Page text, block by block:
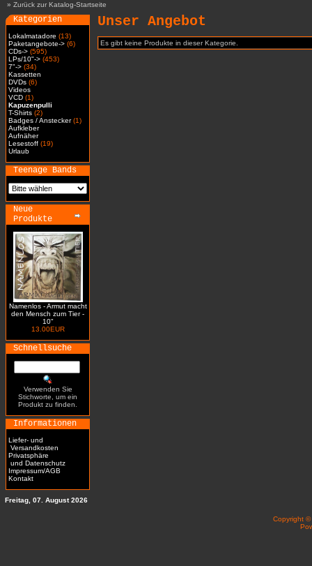
» Zurück zur Katalog-Startseite
Kategorien
Lokalmatadore (13)
Paketangebote-> (6)
CDs-> (595)
LPs/10"-> (453)
7"-> (34)
Kassetten
DVDs (6)
Videos
VCD (1)
Kapuzenpulli
T-Shirts (2)
Badges / Anstecker(1)
Aufkleber
Aufnäher
Lesestoff (19)
Urlaub
Teenage Bands
Neue
Produkte
Namenlos - Armut macht
den Mensch zum Tier -
10"
13.00EUR
Schnellsuche
Verwenden Sie
Stichworte, um ein
Produkt zu finden.
Informationen
Liefer- und
Versandkosten
Privatsphäre
und Datenschutz
Impressum/AGB
Kontakt
Unser Angebot
Es gibt keine Produkte in dieser Kategorie.
Freitag, 07. August 2026
Copyright